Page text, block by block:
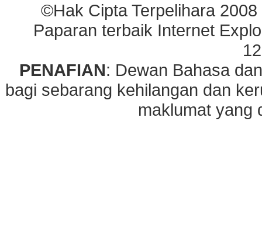
©Hak Cipta Terpelihara
Paparan terbaik Internet
PENAFIAN: Dewan Bahasa
bagi sebarang kehilangan dan
maklumat yang